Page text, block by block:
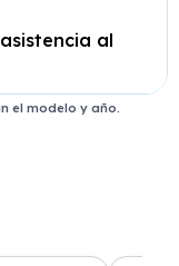
al
el modelo y año.